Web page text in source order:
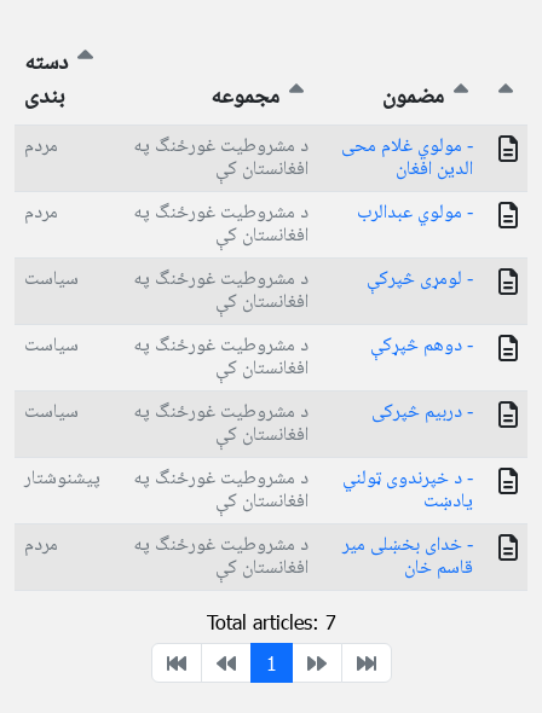
مضمون مجموعه
دسته
بندی
- مولوي غلام محى
الدين افغان
د مشروطیت غورځنگ په
افغانستان کې
مردم
- مولوي عبدالرب د مشروطیت غورځنگ په
افغانستان کې
مردم
- لومړی څپركې د مشروطیت غورځنگ په
افغانستان کې
سیاست
- دوهم څپړکې د مشروطیت غورځنگ په
افغانستان کې
سیاست
- دربیم څپركی د مشروطیت غورځنگ په
افغانستان کې
سیاست
- د خپرندوی ټولني
یادښت
د مشروطیت غورځنگ په
افغانستان کې
پیشنوشتار
- خدای بخښلی میر
قاسم خان
د مشروطیت غورځنگ په
افغانستان کې
مردم
Total articles: 7
1